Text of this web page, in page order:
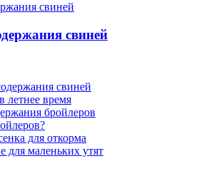
свиней
свиней
летнее время
бройлеров
для откорма
для маленьких утят